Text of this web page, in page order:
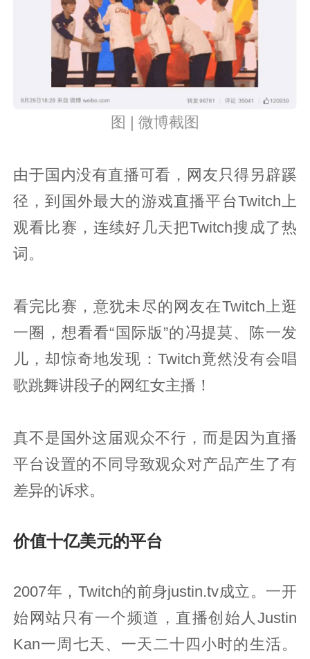
图 | 微博截图
由于国内没有直播可看，网友只得另辟蹊
径，到国外最大的游戏直播平台Twitch上
观看比赛，连续好几天把Twitch搜成了热
词。
看完比赛，意犹未尽的网友在Twitch上逛
一圈，想看看“国际版”的冯提莫、陈一发
儿，却惊奇地发现：Twitch竟然没有会唱
歌跳舞讲段子的网红女主播！
真不是国外这届观众不行，而是因为直播
平台设置的不同导致观众对产品产生了有
差异的诉求。
价值十亿美元的平台
2007年，Twitch的前身justin.tv成立。一开
始网站只有一个频道，直播创始人Justin
Kan一周七天、一天二十四小时的生活。